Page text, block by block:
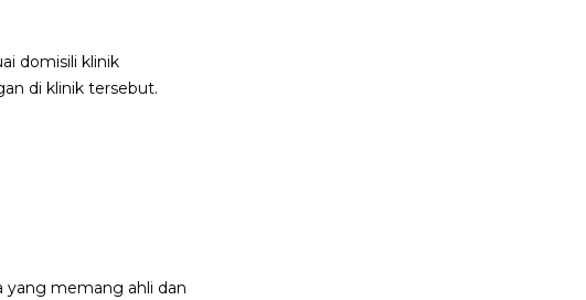
domisili klinik
di klinik tersebut.
yang memang ahli dan